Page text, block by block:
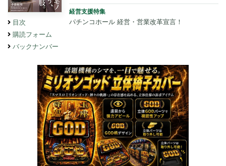
目次
購読フォーム
バックナンバー
経営支援特集
パチンコホール 経営・営業改革宣言！